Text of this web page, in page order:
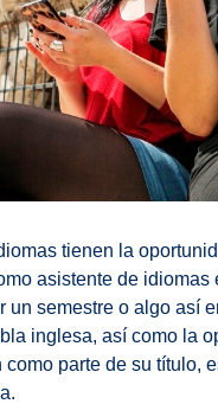
tienen la
asistente de
un semestre o algo así
inglesa, así como la
parte de su título,